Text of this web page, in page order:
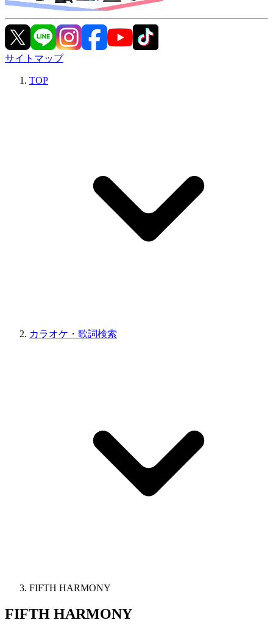
サイトマップ
TOP
カラオケ・歌詞検索
FIFTH HARMONY
FIFTH HARMONY